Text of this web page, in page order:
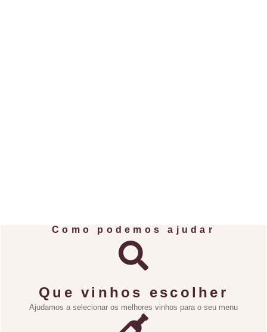
Como podemos ajudar
Que vinhos escolher
Ajudamos a selecionar os melhores vinhos para o seu menu